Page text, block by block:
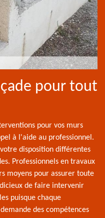
pour tout
pour vos murs
à l'aide au professionnel.
disposition différentes
Professionnels en travaux
moyens pour assurer toute
de faire intervenir
puisque chaque
des compétences